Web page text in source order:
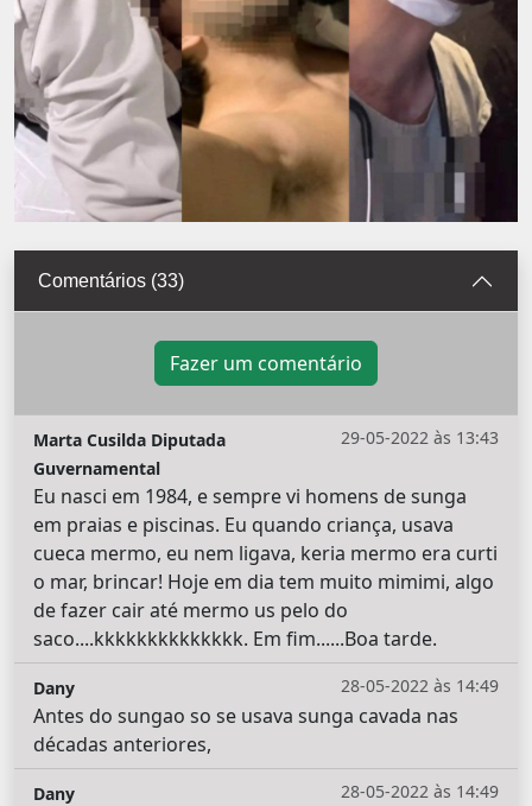
Comentários (33)
Fazer um comentário
29-05-2022 às 13:43
Marta Cusilda Diputada
Guvernamental
Eu nasci em 1984, e sempre vi homens de sunga
em praias e piscinas. Eu quando criança, usava
cueca mermo, eu nem ligava, keria mermo era curti
o mar, brincar! Hoje em dia tem muito mimimi, algo
de fazer cair até mermo us pelo do
saco....kkkkkkkkkkkkkk. Em fim......Boa tarde.
28-05-2022 às 14:49
Dany
Antes do sungao so se usava sunga cavada nas
décadas anteriores,
28-05-2022 às 14:49
Dany